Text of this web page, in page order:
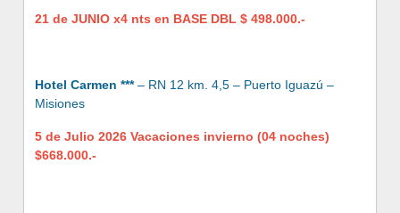
21 de JUNIO x4 nts en BASE DBL $ 498.000.-
Hotel Carmen ***– RN 12 km. 4,5 – Puerto Iguazú –
Misiones
5 de Julio 2026 Vacaciones invierno (04 noches)
$668.000.-